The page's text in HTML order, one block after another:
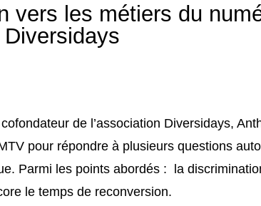
vers les métiers du
de l’association Diversidays,
pour répondre à plusieurs questions
Parmi les points abordés : la
le temps de reconversion.